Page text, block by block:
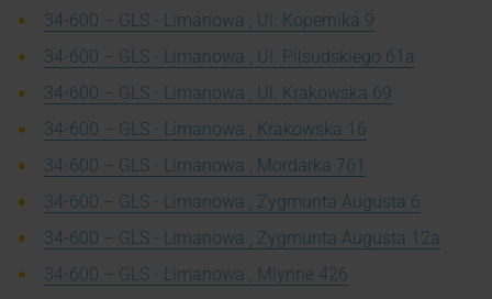
34-600 – GLS - Limanowa , Ul. Kopernika 9
34-600 – GLS - Limanowa , Ul. Pilsudskiego 61a
34-600 – GLS - Limanowa , Ul. Krakowska 69
34-600 – GLS - Limanowa , Krakowska 16
34-600 – GLS - Limanowa , Mordarka 761
34-600 – GLS - Limanowa , Zygmunta Augusta 6
34-600 – GLS - Limanowa , Zygmunta Augusta 12a
34-600 – GLS - Limanowa , Mlynne 426